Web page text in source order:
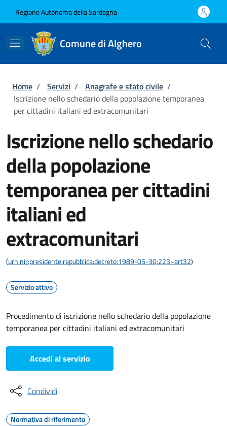
Regione Autonoma della Sardegna
Comune di Alghero
Briciole di pane
Home / Servizi / Anagrafe e stato civile /
Iscrizione nello schedario della popolazione temporanea
per cittadini italiani ed extracomunitari
Iscrizione nello schedario
della popolazione
temporanea per cittadini
italiani ed
extracomunitari
(urn:nir:presidente.repubblica:decreto:1989-05-30;223~art32)
Servizio attivo
Procedimento di iscrizione nello schedario della popolazione
temporanea per cittadini italiani ed extracomunitari
Accedi al servizio
Condividi
Normativa di riferimento